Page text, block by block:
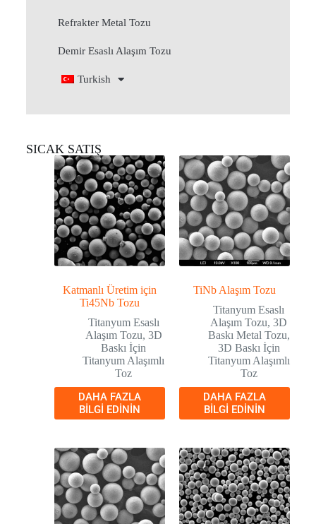
Refrakter Metal Tozu
Demir Esaslı Alaşım Tozu
Turkish
SICAK SATIŞ
Katmanlı Üretim için
Ti45Nb Tozu
Titanyum Esaslı
Alaşım Tozu, 3D
Baskı İçin
Titanyum Alaşımlı
Toz
DAHA FAZLA
BILGI EDININ
TiNb Alaşım Tozu
Titanyum Esaslı
Alaşım Tozu,3D
Baskı Metal Tozu,
3D Baskı İçin
Titanyum Alaşımlı
Toz
DAHA FAZLA
BILGI EDININ